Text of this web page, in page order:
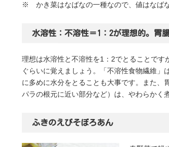
※
かき菜はなばなの一種なので、値はなば
水溶性：不溶性＝1：2が理想的。胃
理想は水溶性と不溶性を1：2でとることです
ぐらいに覚えましょう。「不溶性食物繊維
に多めに水分をとることも大事です。また、
パラの根元に近い部分など）は、やわらかく
ふきのえびそぼろあん